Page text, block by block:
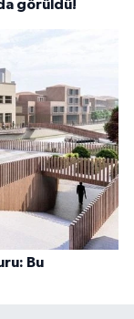
görüldü!
Bu